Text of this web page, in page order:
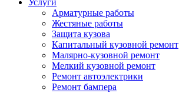
Услуги
Арматурные работы
Жестяные работы
Защита кузова
Капитальный кузовной ремонт
Малярно-кузовной ремонт
Мелкий кузовной ремонт
Ремонт автоэлектрики
Ремонт бампера